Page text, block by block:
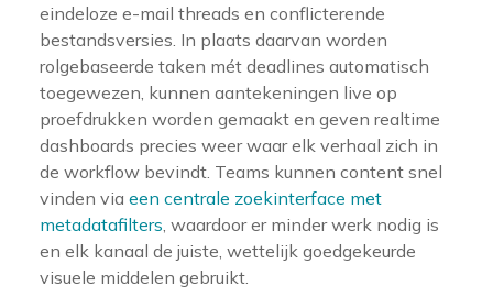
eindeloze e-mail threads en conflicterende
bestandsversies. In plaats daarvan worden
rolgebaseerde taken mét deadlines automatisch
toegewezen, kunnen aantekeningen live op
proefdrukken worden gemaakt en geven realtime
dashboards precies weer waar elk verhaal zich in
de workflow bevindt. Teams kunnen content snel
vinden via een centrale zoekinterface met
metadatafilters , waardoor er minder werk nodig is
en elk kanaal de juiste, wettelijk goedgekeurde
visuele middelen gebruikt.